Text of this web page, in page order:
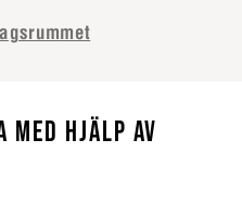
MED HJÄLP AV